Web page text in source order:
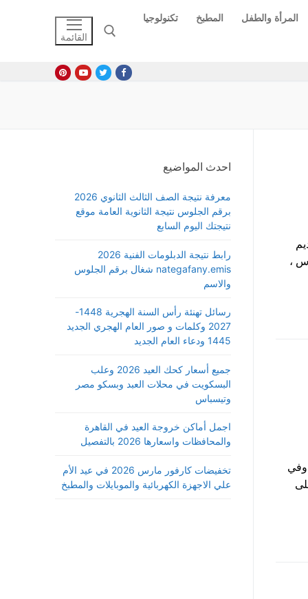
المرأة والطفل المطبخ
تكنولوجيا
القائمة
في مصر 2025 وتقديم
،
العامة وبداية التقديم في كلية الشرطة 2024 ، وفي
احدث المواضيع
معرفة نتيجة الصف الثالث الثانوي 2026
برقم الجلوس نتيجة الثانوية العامة موقع
نتيجتك اليوم السابع
رابط نتيجة الدبلومات الفنية 2026
nategafany.emis شغال برقم الجلوس
والاسم
رسائل تهنئة رأس السنة الهجرية 1448-
2027 وكلمات و صور العام الهجري الجديد
1445 ودعاء العام الجديد
جميع أسعار كحك العيد 2026 وعلب
البسكويت في محلات العبد وبسكو مصر
وتيسباس
اجمل أماكن خروجة العيد في القاهرة
والمحافظات واسعارها 2026 بالتفصيل
تخفيضات كارفور مارس 2026 في عيد الأم
علي الاجهزة الكهربائية والموبايلات والمطبخ